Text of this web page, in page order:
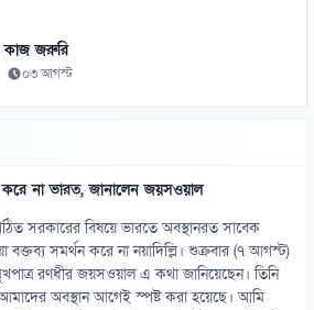
৪৬ মণ ইলিশ
গ্রামের টিউমার অপসারণ
কাজ জরুরি
০৩ আগস্ট
করে না ভারত, জানালেন জয়সওয়াল
সরকারের বিষয়ে ভারতে অবস্থানরত সাবেক
বক্তব্য সমর্থন করে না নয়াদিল্লি। শুক্রবার (৭ আগস্ট)
মুখপাত্র রণধীর জয়সওয়াল এ কথা জানিয়েছেন। তিনি
অবস্থান আগেই স্পষ্ট করা হয়েছে। আমি